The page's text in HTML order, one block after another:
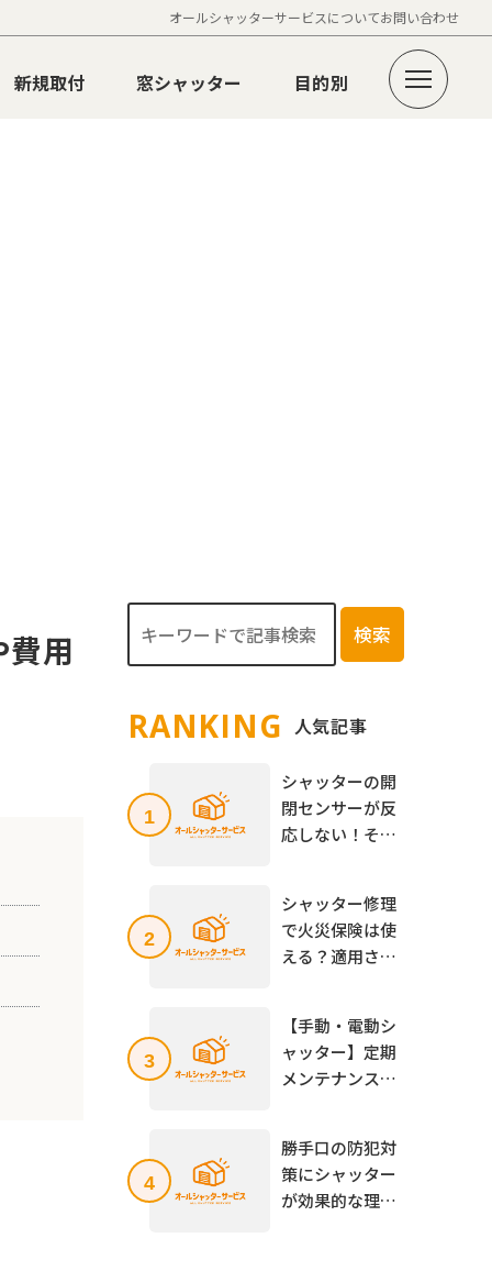
オールシャッターサービスについてお問い合わせ
新規取付 窓シャッター 目的別
用 検索
RANKING ⼈気記事
1
シャッターの開
閉センサーが反
応しない！その
る点検方法も解
説
2
シャッター修理
で火災保険は使
える？適用され
意点を解説
3
【手動・電動シ
ャッター】定期
メンテナンスの
から専門業者が
必要な場合まで
を解説
4
勝手口の防犯対
策にシャッター
が効果的な理由